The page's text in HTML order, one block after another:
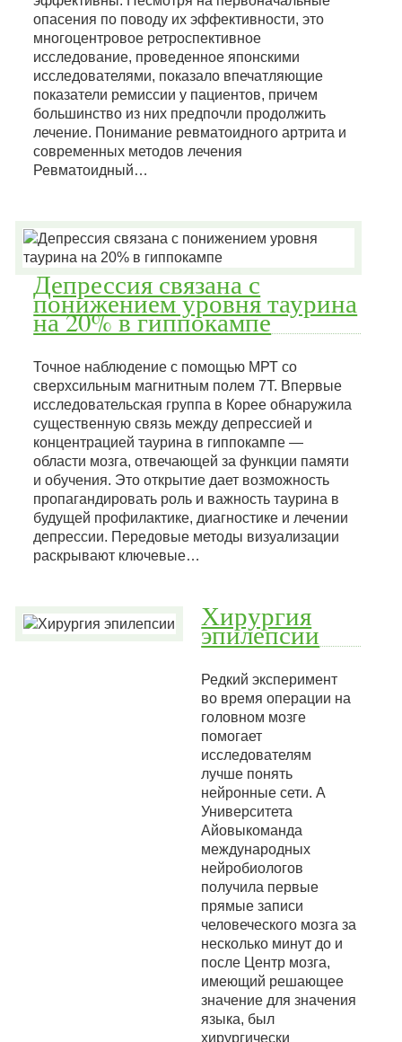
опасения по поводу их эффективности, это
многоцентровое ретроспективное
исследование, проведенное японскими
исследователями, показало впечатляющие
показатели ремиссии у пациентов, причем
большинство из них предпочли продолжить
лечение. Понимание ревматоидного артрита и
современных методов лечения
Ревматоидный…
Депрессия связана с
понижением уровня таурина
на 20% в гиппокампе
Точное наблюдение с помощью МРТ со
сверхсильным магнитным полем 7Т. Впервые
исследовательская группа в Корее обнаружила
существенную связь между депрессией и
концентрацией таурина в гиппокампе —
области мозга, отвечающей за функции памяти
и обучения. Это открытие дает возможность
пропагандировать роль и важность таурина в
будущей профилактике, диагностике и лечении
депрессии. Передовые методы визуализации
раскрывают ключевые…
Хирургия
эпилепсии
Редкий эксперимент
во время операции на
головном мозге
помогает
исследователям
лучше понять
нейронные сети. А
Университета
Айовыкоманда
международных
нейробиологов
получила первые
прямые записи
человеческого мозга за
несколько минут до и
после Центр мозга,
имеющий решающее
значение для значения
языка, был
хирургически